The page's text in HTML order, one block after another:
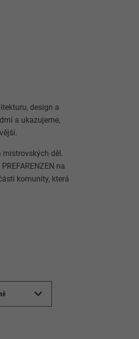
design a
a ukazujeme,
mistrovských děl.
na
komunity, která